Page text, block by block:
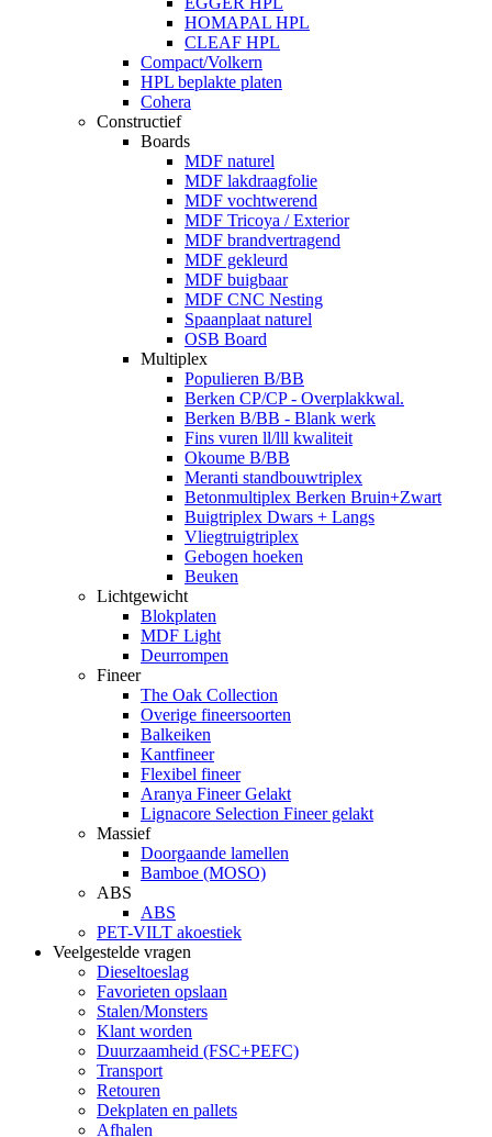
HOMAPAL HPL
CLEAF HPL
Compact/Volkern
HPL beplakte platen
Cohera
Constructief
Boards
MDF naturel
MDF lakdraagfolie
MDF vochtwerend
MDF Tricoya / Exterior
MDF brandvertragend
MDF gekleurd
MDF buigbaar
MDF CNC Nesting
Spaanplaat naturel
OSB Board
Multiplex
Populieren B/BB
Berken CP/CP - Overplakkwal.
Berken B/BB - Blank werk
Fins vuren ll/lll kwaliteit
Okoume B/BB
Meranti standbouwtriplex
Betonmultiplex Berken Bruin+Zwart
Buigtriplex Dwars + Langs
Vliegtruigtriplex
Gebogen hoeken
Beuken
Lichtgewicht
Blokplaten
MDF Light
Deurrompen
Fineer
The Oak Collection
Overige fineersoorten
Balkeiken
Kantfineer
Flexibel fineer
Aranya Fineer Gelakt
Lignacore Selection Fineer gelakt
Massief
Doorgaande lamellen
Bamboe (MOSO)
ABS
ABS
PET-VILT akoestiek
Veelgestelde vragen
Dieseltoeslag
Favorieten opslaan
Stalen/Monsters
Klant worden
Duurzaamheid (FSC+PEFC)
Transport
Retouren
Dekplaten en pallets
Afhalen